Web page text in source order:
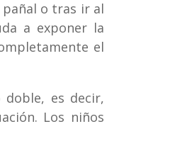
o tras ir al
a exponer la
el
es decir,
Los niños